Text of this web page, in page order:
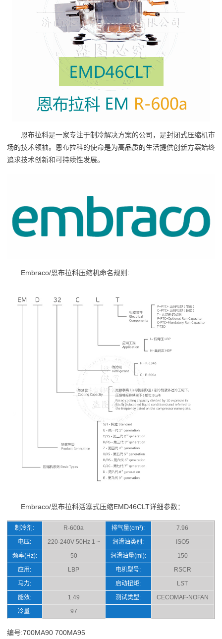
恩布拉科是一家专注于制冷解决方案的公司，是封闭式压缩机市
场的技术领袖。恩布拉科的使命是为高品质的生活提供创新方案始终
追求技术创新和可持续性发展。
Embraco/恩布拉科压缩机命名规则:
Embraco/恩布拉科活塞式压缩EMD46CLT详细参数：
制冷剂: R-600a 排气量(cm³):
7.96
电压:
220-240V 50Hz 1 ~ 润滑油类别:
ISO5
频率(Hz):
50 润滑油量(ml):
150
应用:
LBP 电机型号:
RSCR
马力:
启动扭矩:
LST
能效:
1.49 测试类型:
CECOMAF-NOFAN
冷量:
97
编号:700MA90 700MA95